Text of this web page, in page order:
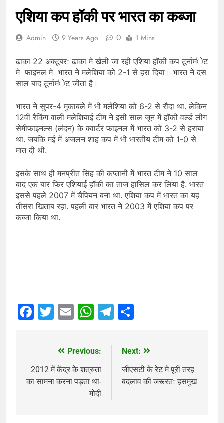
एशिया कप हॉकी पर भारत का कब्जा
Admin 9 Years Ago 0 1 Mins
ढाका 22 अक्टूबरः ढाका मे खेली जा रही एशिया हॉकी कप टूर्नामंेट
मे फाइनल मे भारत ने मलेशिया को 2-1 से हरा दिया। भारत ने दस
साल बाद टूर्नामंेट जीता है।
भारत ने सुपर-4 मुकाबले में भी मलेशिया को 6-2 से रौंदा था. लेकिन
12वीं रैंकिंग वाली मलेशियाई टीम ने इसी साल जून में हॉकी वर्ल्ड लीग
सेमीफाइनल्स (लंदन) के क्वार्टर फाइनल में भारत को 3-2 से हराया
था. जबकि मई में अजलन शाह कप में भी भारतीय टीम को 1-0 से
मात दी थी.
इसके साथ ही मनप्रीत सिंह की कप्तानी में भारत टीम ने 10 साल
बाद एक बार फिर एशियाई हॉकी का ताज हासिल कर लिया है. भारत
इससे पहले 2007 में चैंपियन बना था. एशिया कप में भारत का यह
तीसरा खिताब रहा. पहली बार भारत ने 2003 में एशिया कप पर
कब्जा किया था.
Facebook
Twitter
EmailWhatsApp
Telegram
navigation
Previous:
2012 में केंद्र के शत्रुता
का सामना करना पड़ता था-
मोदी
Next:
जीएसटी के रेट मे पूरी तरह
बदलाव की जरूरतः हसमुख